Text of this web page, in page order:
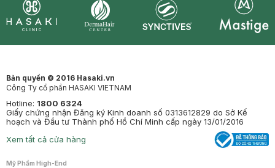
Bản quyền © 2016 Hasaki.vn
Công Ty cổ phần HASAKI VIETNAM
Hotline: 1800 6324
Giấy chứng nhận Đăng ký Kinh doanh số 0313612829 do Sở Kế
hoạch và Đầu tư Thành phố Hồ Chí Minh cấp ngày 13/01/2016
Xem tất cả cửa hàng
Mỹ Phẩm High-End